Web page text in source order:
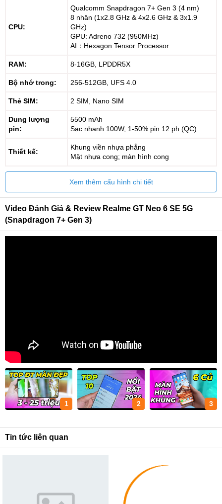
CPU:
Qualcomm Snapdragon 7+ Gen 3 (4 nm)
8 nhân (1x2.8 GHz & 4x2.6 GHz & 3x1.9
GHz)
GPU: Adreno 732 (950MHz)
AI：Hexagon Tensor Processor
RAM: 8-16GB, LPDDR5X
Bộ nhớ trong: 256-512GB, UFS 4.0
Thẻ SIM: 2 SIM, Nano SIM
Dung lượng
pin:
5500 mAh
Sạc nhanh 100W, 1-50% pin 12 ph (QC)
Thiết kế:
Khung viền nhựa phẳng
Mặt nhựa cong; màn hình cong
Xem thêm cấu hình chi tiết
Video Đánh Giá & Review Realme GT Neo 6 SE 5G
(Snapdragon 7+ Gen 3)
1 2 3
Tin tức liên quan